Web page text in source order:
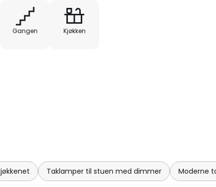
Gangen Kjøkken
Taklamper til stuen med dimmer Moderne